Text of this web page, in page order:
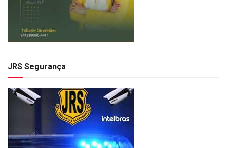
JRS Segurança